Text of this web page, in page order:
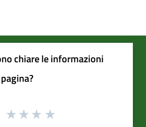
chiare le informazioni